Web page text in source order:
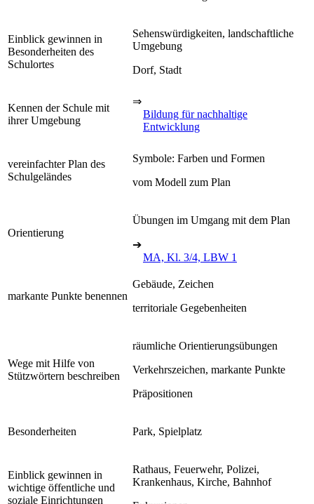
Einblick gewinnen in
Besonderheiten des
Schulortes
Sehenswürdigkeiten, landschaftliche
Umgebung
Dorf, Stadt
Kennen der Schule mit
ihrer Umgebung
⇒
Bildung für nachhaltige
Entwicklung
vereinfachter Plan des
Schulgeländes
Symbole: Farben und Formen
vom Modell zum Plan
Orientierung
Übungen im Umgang mit dem Plan
➔
MA, Kl. 3/4, LBW 1
markante Punkte benennen
Gebäude, Zeichen
territoriale Gegebenheiten
Wege mit Hilfe von
Stützwörtern beschreiben
räumliche Orientierungsübungen
Verkehrszeichen, markante Punkte
Präpositionen
Besonderheiten Park, Spielplatz
Einblick gewinnen in
wichtige öffentliche und
soziale Einrichtungen
Rathaus, Feuerwehr, Polizei,
Krankenhaus, Kirche, Bahnhof